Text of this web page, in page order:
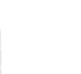
«ОТБОРНОЕ»